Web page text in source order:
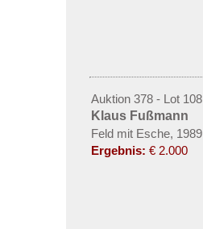
Auktion 378 - Lot 108
Klaus Fußmann
Feld mit Esche, 1989
Ergebnis: € 2.000